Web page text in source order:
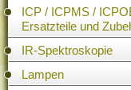
ICP / ICPMS /
Ersatzteile und
IR-Spektroskopie
Lampen